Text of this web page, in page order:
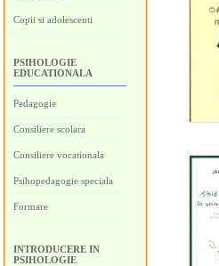
Copii si adolescenti
PSIHOLOGIE
EDUCATIONALA
Pedagogie
Consiliere scolara
Consiliere vocationala
Psihopedagogie speciala
Formare
INTRODUCERE IN
PSIHOLOGIE